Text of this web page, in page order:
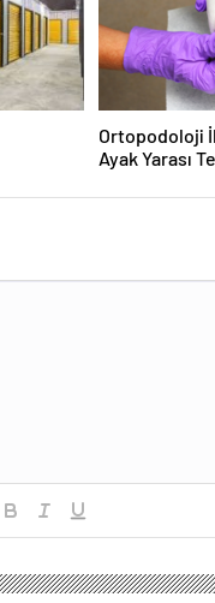
Ortopodoloji
Ayak Yarası